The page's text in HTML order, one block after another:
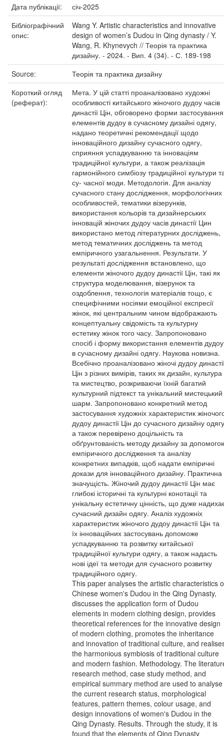
Дата публікації:
січ-2025
Бібліографічний
опис:
Wang Y. Artistic characteristics and innovative
design of women’s Dudou in Qing dynasty / Y.
Wang, R. Khynevych // Теорія та практика
дизайну. - 2024. - Вип. 4 (34). - С. 189-198
Source:
Теорія та практика дизайну
Короткий огляд
(реферат):
Мета. У цій статті проаналізовано художні
особливості китайського жіночого дудоу часів
династії Цін, обговорено форми застосування
елементів дудоу в сучасному дизайні одягу,
надано теоретичні рекомендації щодо
інноваційного дизайну сучасного одягу,
сприяння успадкуванню та інноваціям
традиційної культури, а також реалізація
гармонійного симбіозу традиційної культури
су- часної моди. Методологія. Для аналізу
сучасного стану дослідження, морфологічних
особливостей, тематики візерунків,
використання кольорів та дизайнерських
інновацій жіночих дудоу часів династії Цин
використано метод літературних досліджень,
метод тематичних досліджень та метод
емпіричного узагальнення. Результати. У
результаті дослідження встановлено, що
елементи жіночого дудоу династії Цін, такі як
структура моделювання, візерунок та
оздоблення, технологія матеріалів тощо, є
специфічними носіями емоційної експресії
жінок, які центральним чином відображають
концептуальну свідомість та культурну
естетику жінок того часу. Запропоновано
спосіб і форму використання елементів дудоу
в сучасному дизайні одягу. Наукова новизна.
Всебічно проаналізовано жіночі дудоу
Цін з різних вимірів, таких як дизайн, культура
та мистецтво, розкриваючи їхній багатий
культурний підтекст та унікальний мистецький
шарм. Запропоновано конкретний метод
застосування художніх характеристик
дудоу династії Цін до сучасного дизайну
а також перевірено доцільність та
обґрунтованість методу дизайну за
емпіричного дослідження та аналізу
конкретних випадків, щоб надати емпіричні
докази для інноваційного дизайну. Практична
значущість. Жіночий дудоу династії Цін має
глибокі історичні та культурні конотації та
унікальну естетичну цінність, що дуже
сучасний дизайн одягу. Аналіз художніх
характеристик жіночого дудоу династії Цін та
їх інноваційних застосувань допоможе
успадкуванню та розвитку китайської
традиційної культури одягу, а також надасть
нові ідеї та методи для сучасного розвитку
традиційного одягу.
This paper analyses the artistic characteristics
Chinese women's Dudou in the Qing Dynasty,
discusses the application form of Dudou
elements in modern clothing design, provides
theoretical references for the innovative design
of modern clothing, promotes the inheritance
and innovation of traditional culture, and
the harmonious symbiosis of traditional culture
and modern fashion. Methodology. The
research method, case study method, and
empirical summary method are used to analyse
the current research status, morphological
features, pattern themes, colour usage, and
design innovations of women's Dudou in the
Qing Dynasty. Results. Through the study, it is
found that the elements of Qing Dynasty